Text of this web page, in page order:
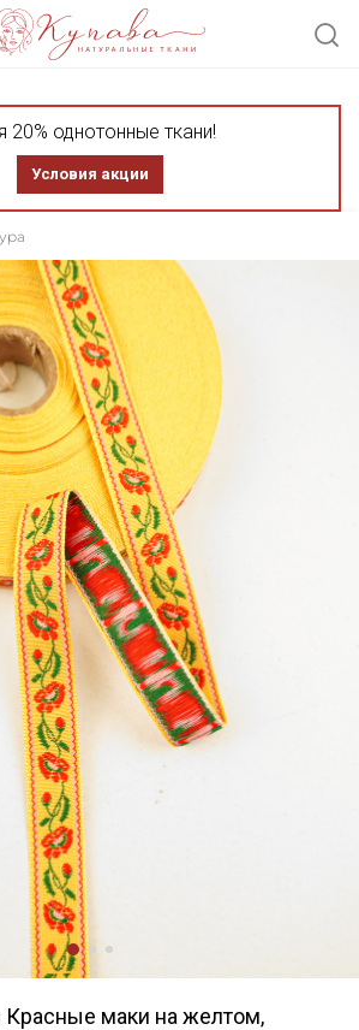
20% однотонные ткани!
Условия акции
маки на желтом,